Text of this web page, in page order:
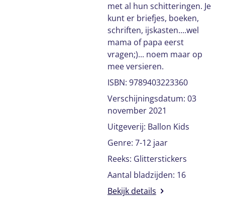
met al hun schitteringen. Je
kunt er briefjes, boeken,
schriften, ijskasten....wel
mama of papa eerst
vragen;)... noem maar op
mee versieren.
ISBN: 9789403223360
Verschijningsdatum: 03
november 2021
Uitgeverij: Ballon Kids
Genre: 7-12 jaar
Reeks: Glitterstickers
Aantal bladzijden: 16
Bekijk details